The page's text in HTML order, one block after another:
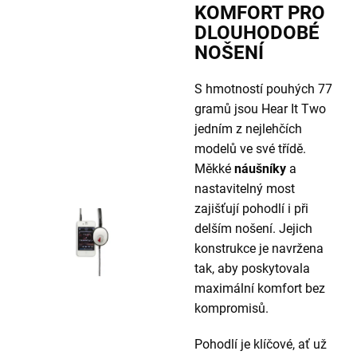
KOMFORT PRO
DLOUHODOBÉ
NOŠENÍ
S hmotností pouhých 77
gramů jsou Hear It Two
jedním z nejlehčích
modelů ve své třídě.
Měkké náušníky a
nastavitelný most
zajišťují pohodlí i při
delším nošení. Jejich
konstrukce je navržena
tak, aby poskytovala
maximální komfort bez
kompromisů.
Pohodlí je klíčové, ať už